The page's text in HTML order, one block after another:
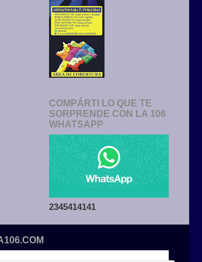
COMPÁRTI LO QUE TE
SORPRENDE CON LA 106
WHATSAPP
2345414141